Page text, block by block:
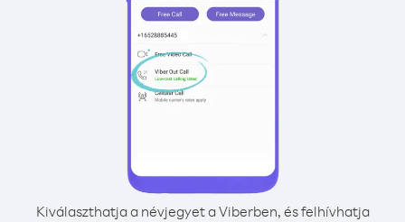
Kiválaszthatja a névjegyet a Viberben, és felhívhatja